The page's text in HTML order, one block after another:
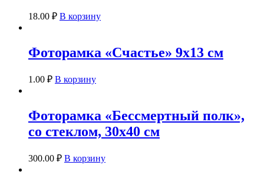
18.00 ₽ В корзину
Фоторамка «Счастье» 9х13 см
1.00 ₽ В корзину
Фоторамка «Бессмертный полк»,
со стеклом, 30х40 см
300.00 ₽ В корзину